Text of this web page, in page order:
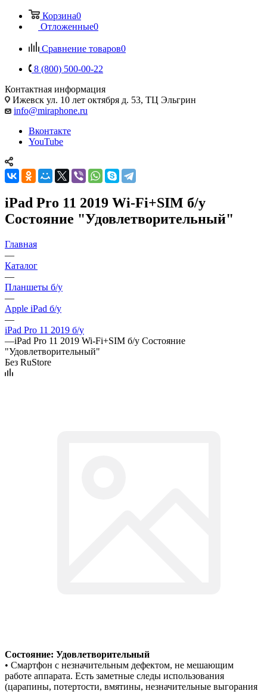
Корзина0
Отложенные0
Сравнение товаров0
8 (800) 500-00-22
Контактная информация
Ижевск ул. 10 лет октября д. 53, ТЦ Эльгрин
info@miraphone.ru
Вконтакте
YouTube
iPad Pro 11 2019 Wi-Fi+SIM б/у
Состояние "Удовлетворительный"
Главная
—
Каталог
—
Планшеты б/у
—
Apple iPad б/у
—
iPad Pro 11 2019 б/у
—iPad Pro 11 2019 Wi-Fi+SIM б/у Состояние
"Удовлетворительный"
Без RuStore
Состояние: Удовлетворительный
• Смартфон с незначительным дефектом, не мешающим
работе аппарата. Есть заметные следы использования
(царапины, потертости, вмятины, незначительные выгорания